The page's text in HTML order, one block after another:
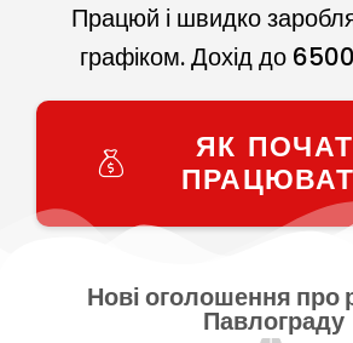
Працюй і швидко
графіком. Дохід до
ЯК
Нові оголошення про
Павлограду